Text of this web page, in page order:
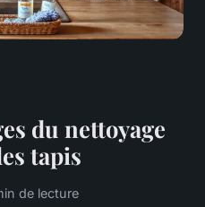
du nettoyage
tapis
de lecture